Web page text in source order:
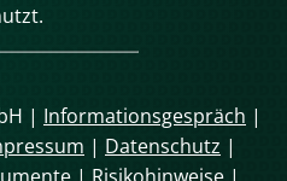
| Informationsgespräch |
| Datenschutz |